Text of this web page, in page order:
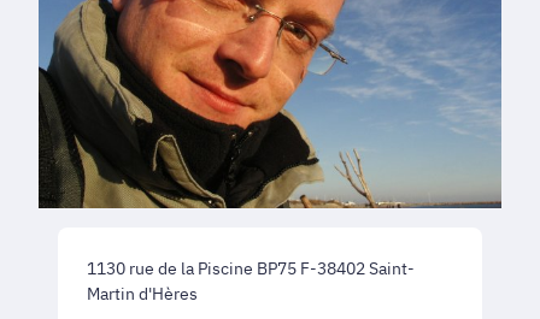
1130 rue de la Piscine BP75 F-38402 Saint-
Martin d'Hères